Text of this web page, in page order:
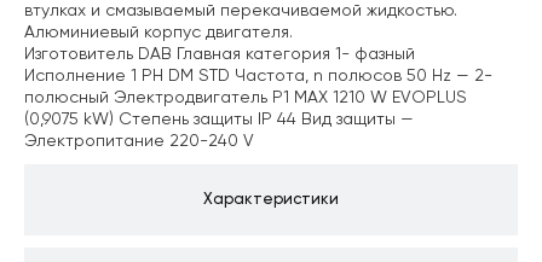
Характеристики
втулках и смазываемый перекачиваемой жидкостью.
Алюминиевый корпус двигателя.
Изготовитель DAB
Главная категория 1- фазный
Исполнение 1 PH DM STD Частота, n полюсов 50 Hz — 2-
полюсный Электродвигатель P1 MAX 1210 W EVOPLUS
(0,9075 kW) Степень защиты IP 44 Вид защиты —
Электропитание 220-240 V